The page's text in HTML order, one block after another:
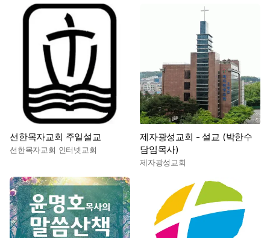
선한목자교회 주일설교
선한목자교회 인터넷교회
제자광성교회 - 설교 (박한수
담임목사)
제자광성교회